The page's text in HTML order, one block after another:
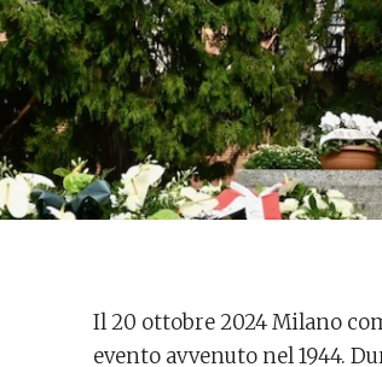
Il 20 ottobre 2024 Milano
evento avvenuto nel 1944.